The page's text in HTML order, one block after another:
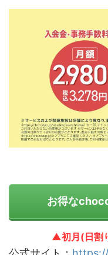
お得な
▲初月(日割